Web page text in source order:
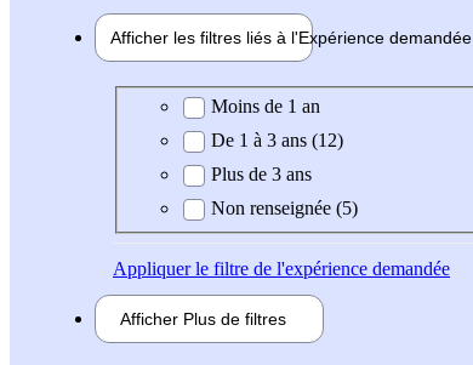
Afficher les filtres liés à l'Expérience demandée
Expérience demandée
Moins de 1 an
De 1 à 3 ans (12)
Plus de 3 ans
Non renseignée (5)
Appliquerle filtre de l'expérience demandée
Afficher Plus de filtres